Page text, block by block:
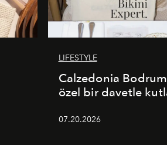
LIFESTYLE
Calzedonia
özel bir davetle
07.20.2026